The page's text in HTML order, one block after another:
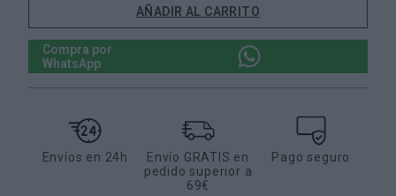
AÑADIR AL CARRITO
Compra por
WhatsApp
Envíos en 24h
Envío GRATIS en
pedido superior a
69€
Pago seguro